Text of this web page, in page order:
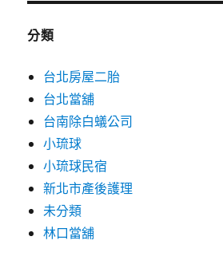
分類
台北房屋二胎
台北當舖
台南除白蟻公司
小琉球
小琉球民宿
新北市產後護理
未分類
林口當舖